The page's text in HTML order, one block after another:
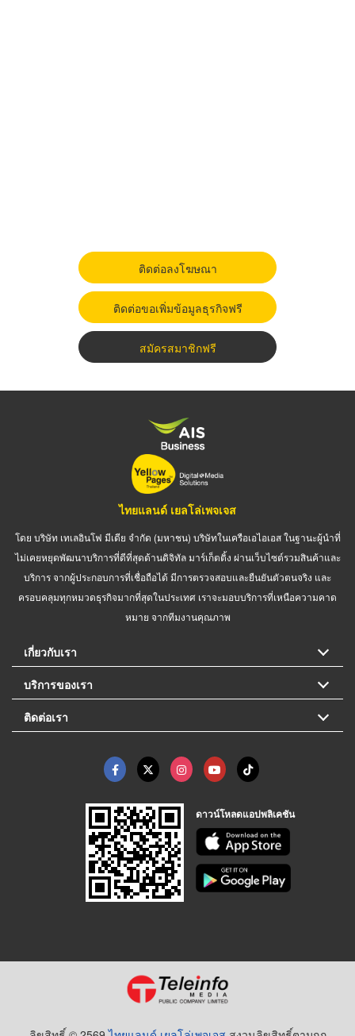
ติดต่อลงโฆษณา
ติดต่อขอเพิ่มข้อมูลธุรกิจฟรี
สมัครสมาชิกฟรี
ไทยแลนด์ เยลโล่เพจเจส
โดย บริษัท เทเลอินโฟ มีเดีย จำกัด (มหาชน) บริษัทในเครือเอไอเอส ในฐานะผู้นำที่
ไม่เคยหยุดพัฒนาบริการที่ดีที่สุดด้านดิจิทัล มาร์เก็ตติ้ง ผ่านเว็บไซต์รวมสินค้าและ
บริการ จากผู้ประกอบการที่เชื่อถือได้ มีการตรวจสอบและยืนยันตัวตนจริง และ
ครอบคลุมทุกหมวดธุรกิจมากที่สุดในประเทศ เราจะมอบบริการที่เหนือความคาด
หมาย จากทีมงานคุณภาพ
เกี่ยวกับเรา
บริการของเรา
ติดต่อเรา
ดาวน์โหลดแอปพลิเคชัน